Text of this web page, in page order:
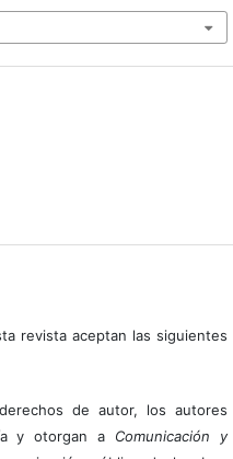
revista aceptan las siguientes
de autor, los autores
y otorgan a Comunicación y